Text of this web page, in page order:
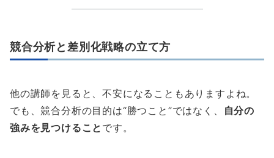
競合分析と差別化戦略の立て方
他の講師を見ると、不安になることもありますよね。
でも、競合分析の目的は“勝つこと”ではなく、
自分の
強みを見つけること です。